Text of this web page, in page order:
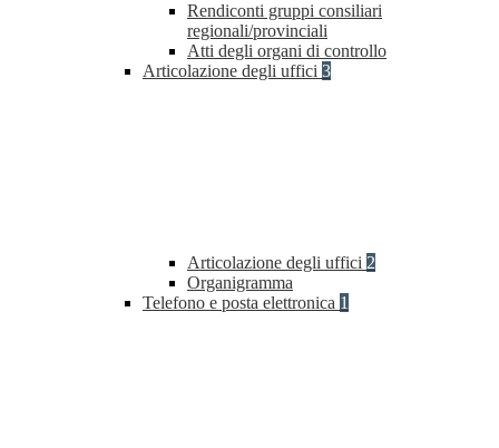
Rendiconti gruppi consiliari
regionali/provinciali
Atti degli organi di controllo
Articolazione degli uffici 3
Articolazione degli uffici 2
Organigramma
Telefono e posta elettronica 1